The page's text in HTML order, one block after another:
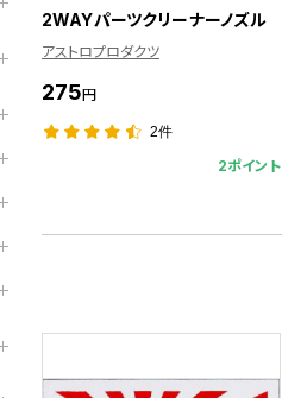
2WAYパーツクリーナーノズル
アストロプロダクツ
275円
2件
2ポイント